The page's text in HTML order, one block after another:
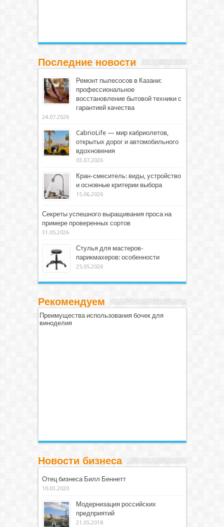
Последние новости
Ремонт пылесосов в Казани:
профессиональное
восстановление бытовой техники с
гарантией качества
24.07.2026
CabrioLife — мир кабриолетов,
открытых дорог и автомобильного
вдохновения
03.07.2026
Кран-смеситель: виды, устройство
и основные критерии выбора
15.06.2026
Секреты успешного выращивания проса на
примере проверенных сортов
31.05.2026
Стулья для мастеров-
парикмахеров: особенности
25.05.2026
Рекомендуем
Преимущества использования бочек для
виноделия
Новости бизнеса
Отец бизнеса Билл Беннетт
10.03.2020
Модернизация российских
предприятий
21.05.2018